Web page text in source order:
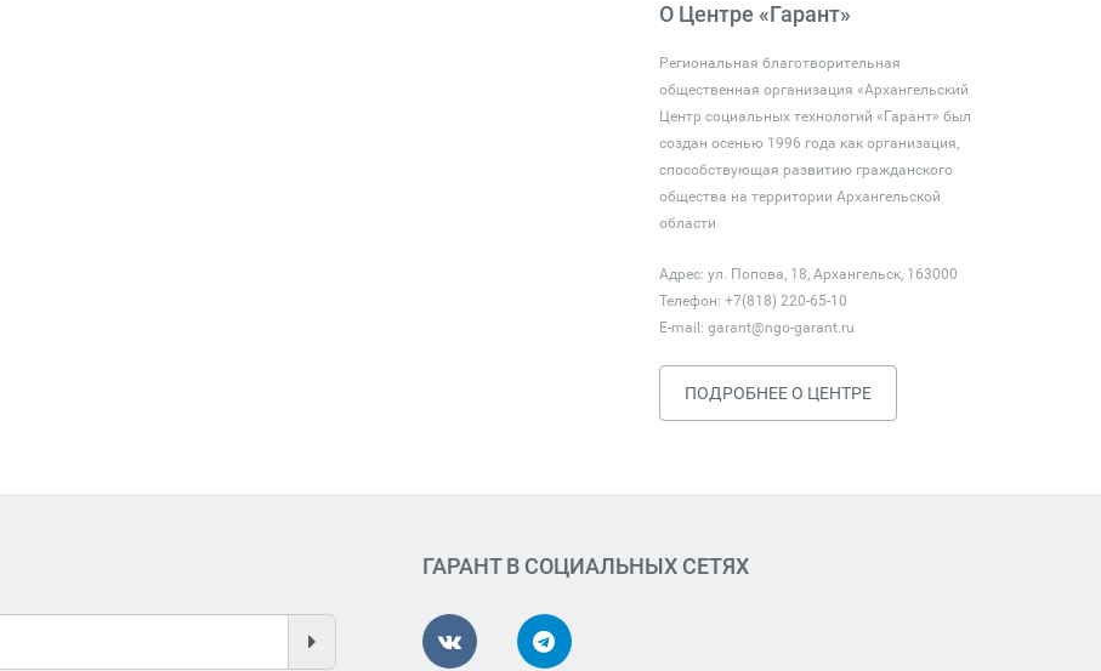
О Центре «Гарант»
Региональная благотворительная
общественная организация «Архангельский
Центр социальных технологий «Гарант» был
создан осенью 1996 года как организация,
способствующая развитию гражданского
общества на территории Архангельской
области
Адрес: ул. Попова, 18, Архангельск, 163000
Телефон: +7(818) 220-65-10
E-mail: garant@ngo-garant.ru
ПОДРОБНЕЕ О ЦЕНТРЕ
ГАРАНТ В СОЦИАЛЬНЫХ СЕТЯХ